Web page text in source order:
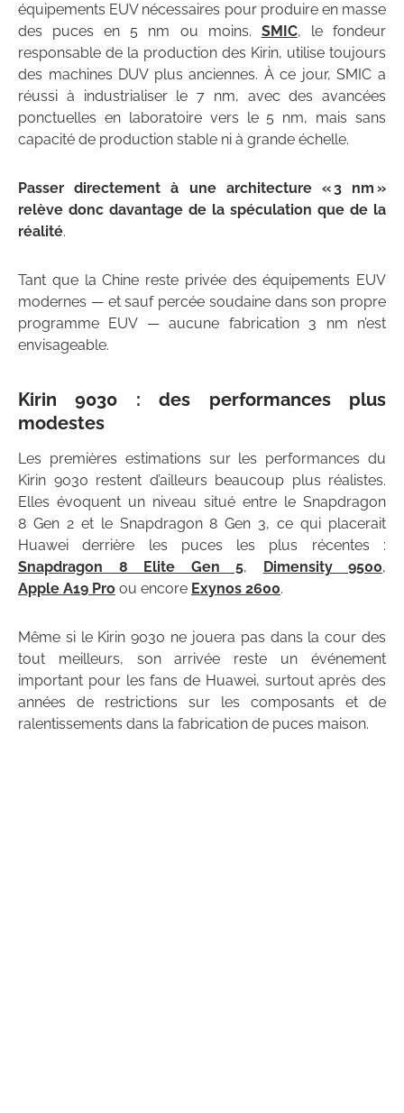
équipements EUV nécessaires pour produire en masse
des puces en 5 nm ou moins. SMIC, le fondeur
responsable de la production des Kirin, utilise toujours
des machines DUV plus anciennes. À ce jour, SMIC a
réussi à industrialiser le 7 nm, avec des avancées
ponctuelles en laboratoire vers le 5 nm, mais sans
capacité de production stable ni à grande échelle.
Passer directement à une architecture « 3 nm »
relève donc davantage de la spéculation que de la
réalité.
Tant que la Chine reste privée des équipements EUV
modernes — et sauf percée soudaine dans son propre
programme EUV — aucune fabrication 3 nm n’est
envisageable.
Kirin 9030 : des performances plus
modestes
Les premières estimations sur les performances du
Kirin 9030 restent d’ailleurs beaucoup plus réalistes.
Elles évoquent un niveau situé entre le Snapdragon
8 Gen 2 et le Snapdragon 8 Gen 3, ce qui placerait
Huawei derrière les puces les plus récentes :
Snapdragon 8 Elite Gen 5, Dimensity 9500,
Apple A19 Pro ou encore Exynos 2600.
Même si le Kirin 9030 ne jouera pas dans la cour des
tout meilleurs, son arrivée reste un événement
important pour les fans de Huawei, surtout après des
années de restrictions sur les composants et de
ralentissements dans la fabrication de puces maison.